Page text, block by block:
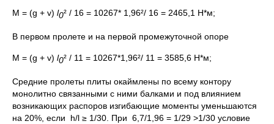
М = (g + v) l0² / 16 = 10267* 1,96²/ 16 = 2465,1 Н*м;
В первом пролете и на первой промежуточной опоре
М = (g + v) l0² / 11 = 10267*1,96²/ 11 = 3585,6 Н*м;
Средние пролеты плиты окаймлены по всему контору
монолитно связанными с ними балками и под влиянием
возникающих распоров изгибающие моменты уменьшаются
на 20%, если h/l ≥ 1/30. При 6,7/1,96 = 1/29 >1/30 условие